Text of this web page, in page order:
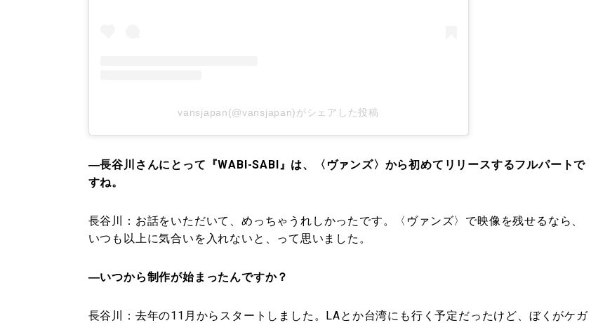
vansjapan(@vansjapan)がシェアした投稿
―長谷川さんにとって『WABI-SABI』は、〈ヴァンズ〉から初めてリリースするフルパートで
すね。
長谷川： お話をいただいて、めっちゃうれしかったです。〈ヴァンズ〉で映像を残せるなら、
いつも以上に気合いを入れないと、って思いました。
―いつから制作が始まったんですか？
長谷川： 去年の11月からスタートしました。LAとか台湾にも行く予定だったけど、ぼくがケガ